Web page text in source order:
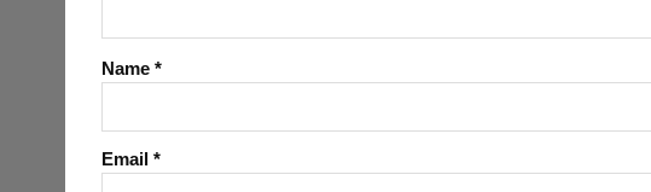
Name*
Email*